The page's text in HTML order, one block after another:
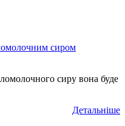
сиром
сиру вона буде
Детальніше